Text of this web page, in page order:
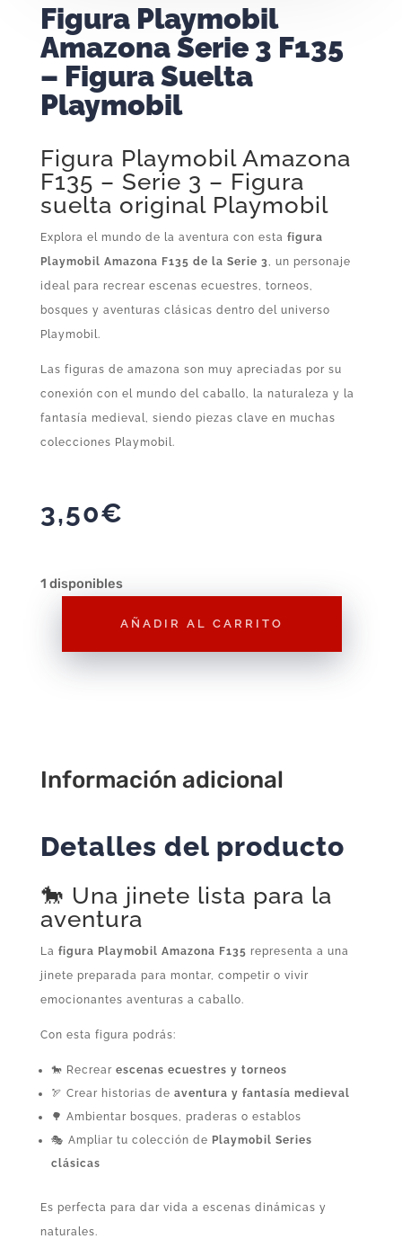
Figura Playmobil
Amazona Serie 3 F135
– Figura Suelta
Playmobil
Figura Playmobil Amazona
F135 – Serie 3 – Figura
suelta original Playmobil
Explora el mundo de la aventura con esta figura
Playmobil Amazona F135 de la Serie 3
, un personaje
ideal para recrear escenas ecuestres, torneos,
bosques y aventuras clásicas dentro del universo
Playmobil.
Las figuras de amazona son muy apreciadas por su
conexión con el mundo del caballo, la naturaleza y la
fantasía medieval, siendo piezas clave en muchas
colecciones Playmobil.
3,50€
1 disponibles
Playmobil
AÑADIR AL CARRITO
Información adicional
Detalles del producto
🐎 Una jinete lista para la
aventura
La figura Playmobil Amazona F135 representa a una
jinete preparada para montar, competir o vivir
emocionantes aventuras a caballo.
Con esta figura podrás:
🐎 Recrear escenas ecuestres y torneos
🏹 Crear historias de aventura y fantasía medieval
🌳 Ambientar bosques, praderas o establos
🎭 Ampliar tu colección de Playmobil Series
clásicas
Es perfecta para dar vida a escenas dinámicas y
naturales.